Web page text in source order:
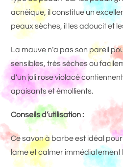
acnéique, il constitue un
peaux sèches, il les adoucit et
La mauve n’a pas son pareil
sensibles, très sèches ou
d’un joli rose violacé
apaisants et émollients.
Conseils d’utilisation :
Ce savon à barbe est idéal
lame et calmer immédiatement